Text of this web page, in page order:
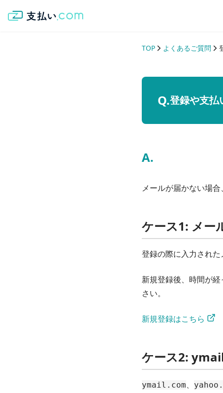
TOP よくあるご質問
登録や支払
メールが届かない場
ケース1: メー
登録の際に入力された
新規登録後、時間が
さい。
新規登録はこちら
ケース2:
ymail.com、